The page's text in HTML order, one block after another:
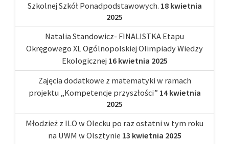
Szkolnej Szkół Ponadpodstawowych. 18 kwietnia
2025
Natalia Standowicz- FINALISTKA Etapu
Okręgowego XL Ogólnopolskiej Olimpiady Wiedzy
Ekologicznej 16 kwietnia 2025
Zajęcia dodatkowe z matematyki w ramach
projektu „Kompetencje przyszłości” 14 kwietnia
2025
Młodzież z ILO w Olecku po raz ostatni w tym roku
na UWM w Olsztynie 13 kwietnia 2025